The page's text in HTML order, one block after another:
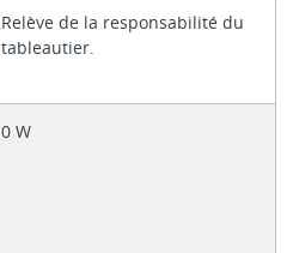
Relève de la responsabilité du
tableautier.
0 W